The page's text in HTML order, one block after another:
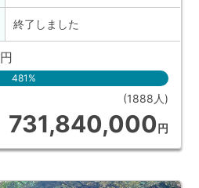
終了しました
円
481%
(1888人)
731,840,000円